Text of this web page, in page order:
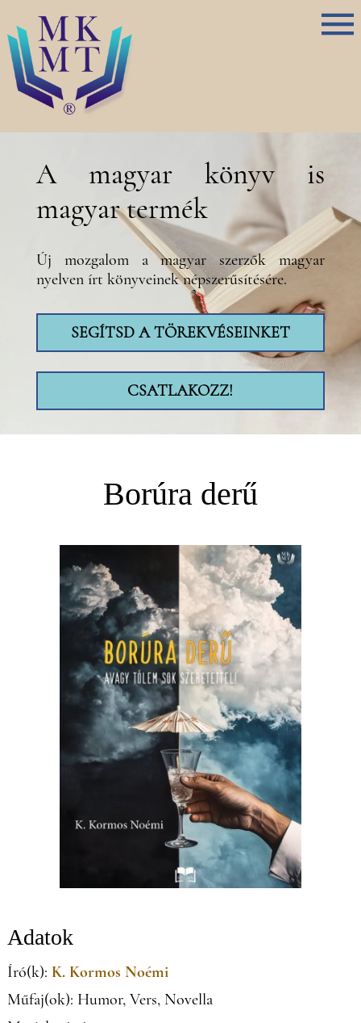
A magyar könyv is
magyar termék
Új mozgalom a magyar szerzők magyar
nyelven írt könyveinek népszerűsítésére.
SEGÍTSD A TÖREKVÉSEINKET
CSATLAKOZZ!
Borúra derű
Adatok
Író(k): K. Kormos Noémi
Műfaj(ok): Humor, Vers, Novella